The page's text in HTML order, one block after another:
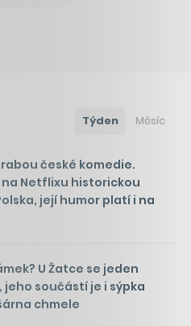
Týden Měsíc
české komedie.
na Netflixu historickou
její humor platí i na
U Žatce se jeden
jeho součástí je i sýpka
chmele